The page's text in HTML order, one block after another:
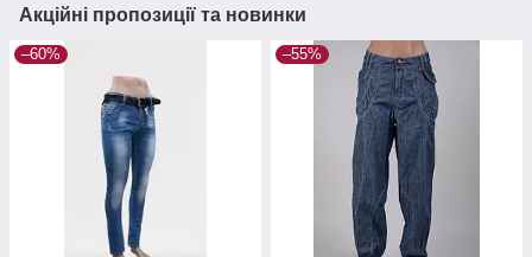
Акційні пропозиції та новинки
–60% –55%